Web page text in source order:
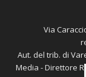
Via
Aut. del trib. di
Media - Direttore